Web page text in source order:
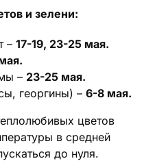
и зелени:
– 17-19, 23-25 мая.
– 23-25 мая.
георгины) – 6-8 мая.
цветов
в средней
до нуля.